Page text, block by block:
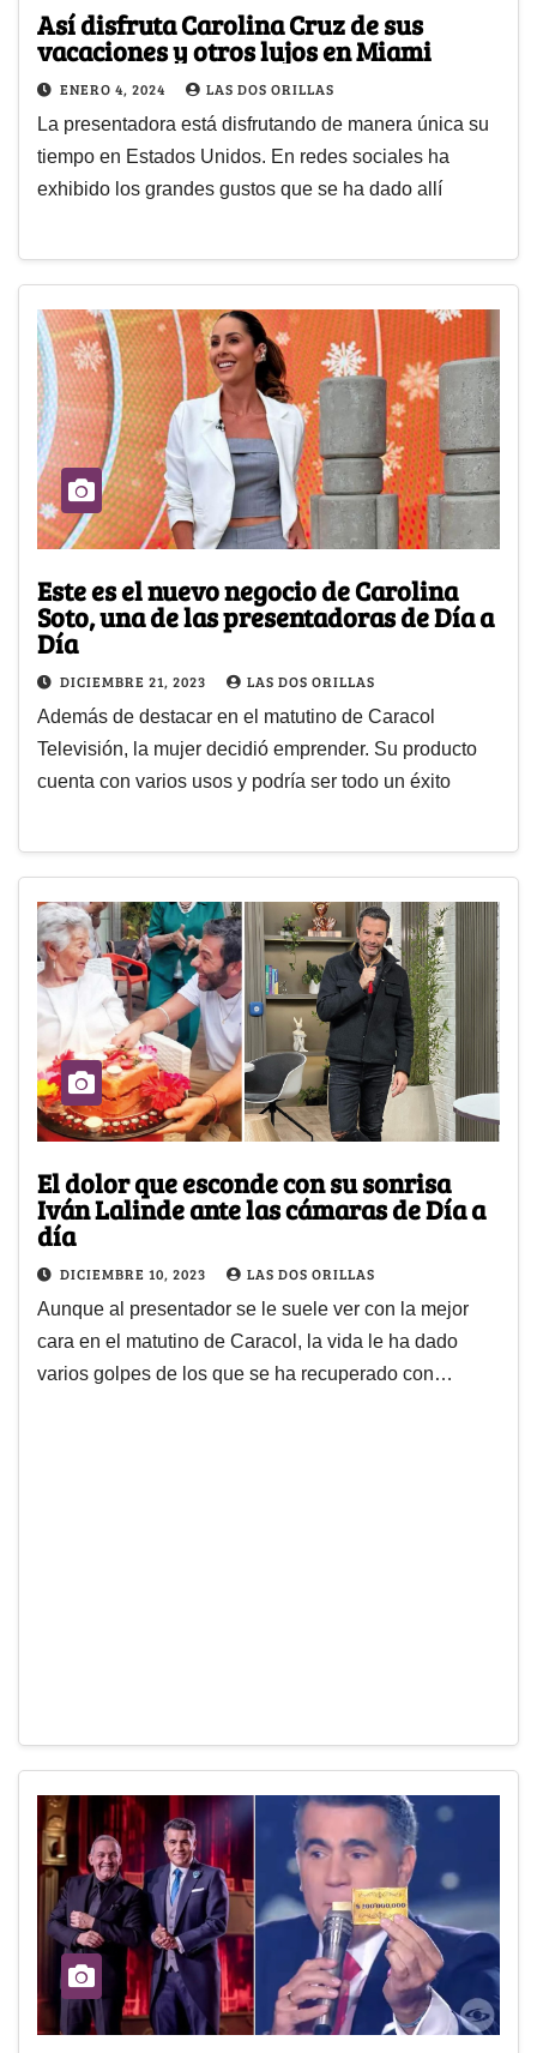
Así disfruta Carolina Cruz de sus
vacaciones y otros lujos en Miami
ENERO 4, 2024 LAS DOS ORILLAS
La presentadora está disfrutando de manera única su
tiempo en Estados Unidos. En redes sociales ha
exhibido los grandes gustos que se ha dado allí
Este es el nuevo negocio de Carolina
Soto, una de las presentadoras de Día a
Día
DICIEMBRE 21, 2023 LAS DOS ORILLAS
Además de destacar en el matutino de Caracol
Televisión, la mujer decidió emprender. Su producto
cuenta con varios usos y podría ser todo un éxito
El dolor que esconde con su sonrisa
Iván Lalinde ante las cámaras de Día a
día
DICIEMBRE 10, 2023 LAS DOS ORILLAS
Aunque al presentador se le suele ver con la mejor
cara en el matutino de Caracol, la vida le ha dado
varios golpes de los que se ha recuperado con…